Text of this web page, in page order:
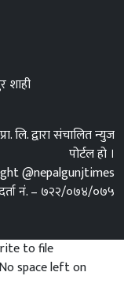
शाही
लि. द्वारा संचालित न्युज
पोर्टल हो ।
@nepalgunjtimes
नं. – ७२२/०७४/०७५
to file
space left on